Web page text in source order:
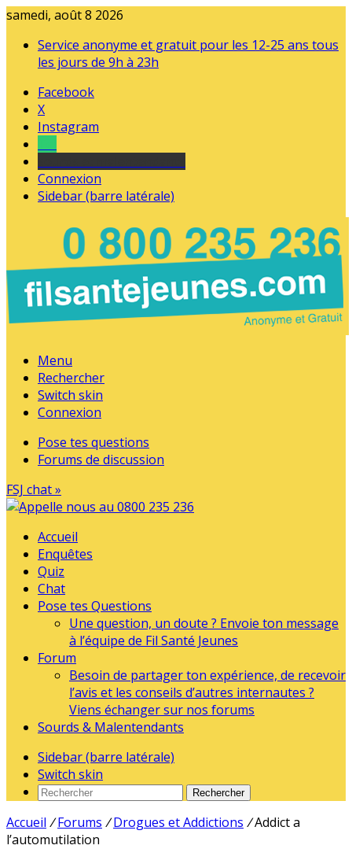
samedi, août 8 2026
Service anonyme et gratuit pour les 12-25 ans tous
les jours de 9h à 23h
Facebook
X
Instagram
Connexion
Sidebar (barre latérale)
Menu
Rechercher
Switch skin
Connexion
Pose tes questions
Forums de discussion
FSJ chat »
Accueil
Enquêtes
Quiz
Chat
Pose tes Questions
Une question, un doute ? Envoie ton message
à l’équipe de Fil Santé Jeunes
Forum
Besoin de partager ton expérience, de recevoir
l’avis et les conseils d’autres internautes ?
Viens échanger sur nos forums
Sourds & Malentendants
Sidebar (barre latérale)
Switch skin
Rechercher
Accueil / Forums / Drogues et Addictions /Addict a
l’automutilation